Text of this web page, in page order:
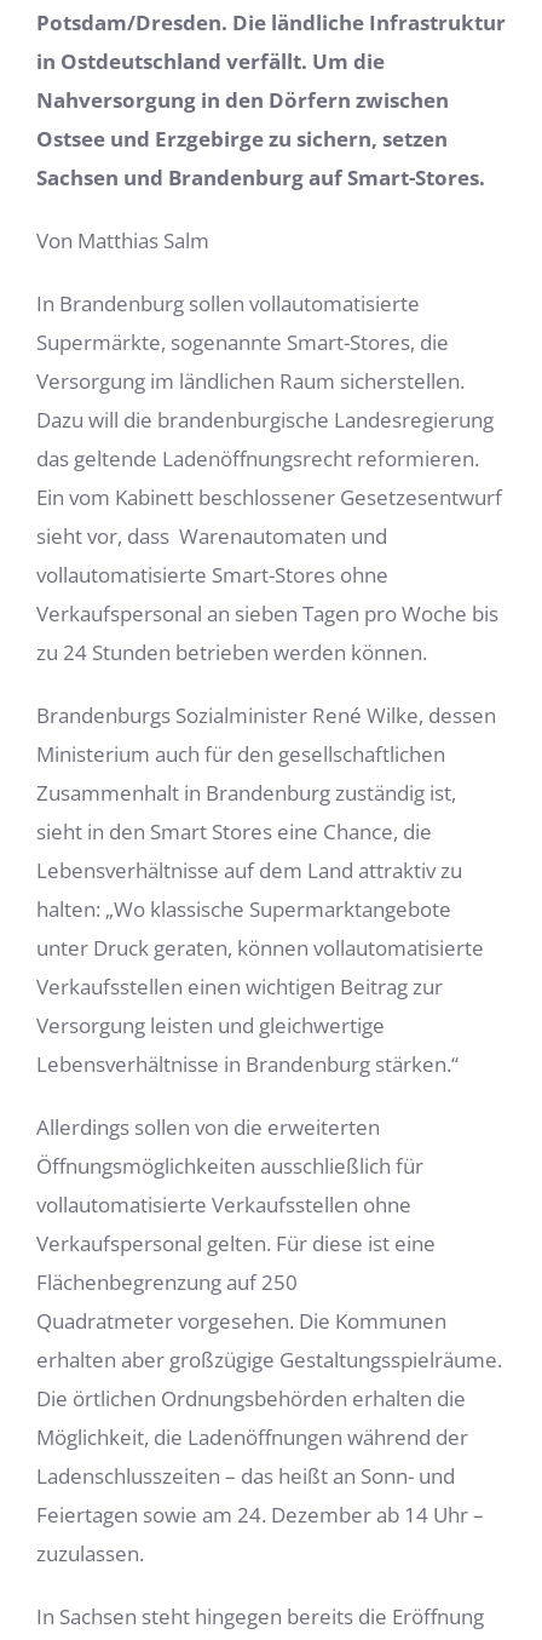
Potsdam/Dresden. Die ländliche Infrastruktur
in Ostdeutschland verfällt. Um die
Nahversorgung in den Dörfern zwischen
Ostsee und Erzgebirge zu sichern, setzen
Sachsen und Brandenburg auf Smart-Stores.
Von Matthias Salm
In Brandenburg sollen vollautomatisierte
Supermärkte, sogenannte Smart-Stores, die
Versorgung im ländlichen Raum sicherstellen.
Dazu will die brandenburgische Landesregierung
das geltende Ladenöffnungsrecht reformieren.
Ein vom Kabinett beschlossener Gesetzesentwurf
sieht vor, dass Warenautomaten und
vollautomatisierte Smart-Stores ohne
Verkaufspersonal an sieben Tagen pro Woche bis
zu 24 Stunden betrieben werden können.
Brandenburgs Sozialminister René Wilke, dessen
Ministerium auch für den gesellschaftlichen
Zusammenhalt in Brandenburg zuständig ist,
sieht in den Smart Stores eine Chance, die
Lebensverhältnisse auf dem Land attraktiv zu
halten: „Wo klassische Supermarktangebote
unter Druck geraten, können vollautomatisierte
Verkaufsstellen einen wichtigen Beitrag zur
Versorgung leisten und gleichwertige
Lebensverhältnisse in Brandenburg stärken.“
Allerdings sollen von die erweiterten
Öffnungsmöglichkeiten ausschließlich für
vollautomatisierte Verkaufsstellen ohne
Verkaufspersonal gelten. Für diese ist eine
Flächenbegrenzung auf 250
Quadratmeter vorgesehen. Die Kommunen
erhalten aber großzügige Gestaltungsspielräume.
Die örtlichen Ordnungsbehörden erhalten die
Möglichkeit, die Ladenöffnungen während der
Ladenschlusszeiten – das heißt an Sonn- und
Feiertagen sowie am 24. Dezember ab 14 Uhr –
zuzulassen.
In Sachsen steht hingegen bereits die Eröffnung